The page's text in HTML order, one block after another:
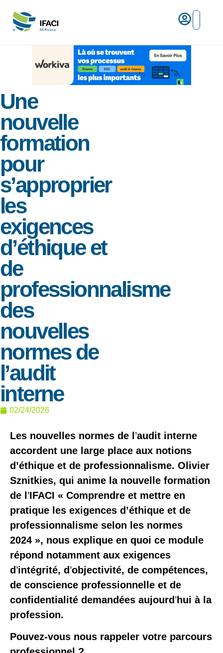
Une
nouvelle
formation
pour
s’approprier
les
exigences
d’éthique et
de
professionnalisme
des
nouvelles
normes de
l’audit
interne
02/24/2026
Les nouvelles normes de l ’audit interne
accordent une large place aux notions
d’éthique et de professionnalisme. Olivier
Sznitkies, qui anime la nouvelle formation
de l ’IFACI « Comprendre et mettre en
pratique les exigences d’éthique et de
professionnalisme selon les normes
2024 », nous explique en quoi ce module
répond notamment aux exigences
d’intégrité, d’objectivité, de compétences,
de conscience professionnelle et de
confidentialité demandées aujourd’hui à la
profession.
Pouvez-vous nous rappeler votre parcours